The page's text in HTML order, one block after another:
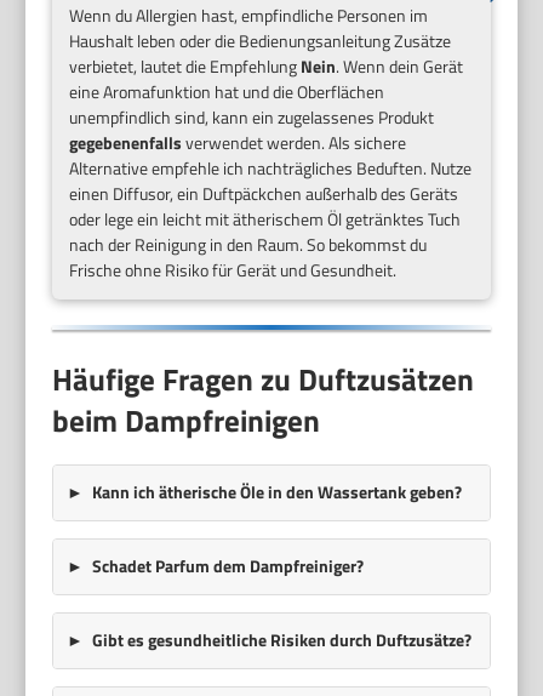
Wenn du Allergien hast, empfindliche Personen im
Haushalt leben oder die Bedienungsanleitung Zusätze
verbietet, lautet die EmpfehlungNein. Wenn dein Gerät
eine Aromafunktion hat und die Oberflächen
unempfindlich sind, kann ein zugelassenes Produkt
gegebenenfallsverwendet werden. Als sichere
Alternative empfehle ich nachträgliches Beduften. Nutze
einen Diffusor, ein Duftpäckchen außerhalb des Geräts
oder lege ein leicht mit ätherischem Öl getränktes Tuch
nach der Reinigung in den Raum. So bekommst du
Frische ohne Risiko für Gerät und Gesundheit.
Häufige Fragen zu Duftzusätzen
beim Dampfreinigen
Kann ich ätherische Öle in den Wassertank geben?
Schadet Parfum dem Dampfreiniger?
Gibt es gesundheitliche Risiken durch Duftzusätze?